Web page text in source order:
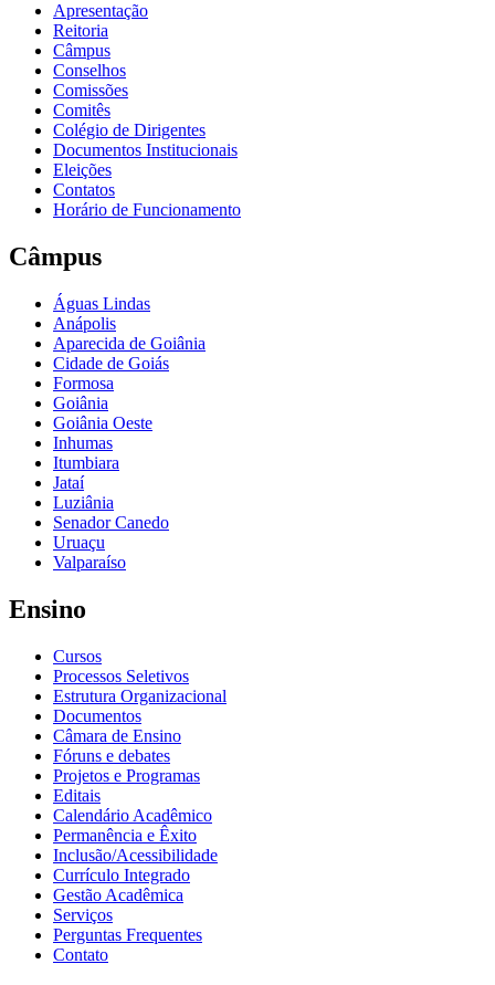
Apresentação
Reitoria
Câmpus
Conselhos
Comissões
Comitês
Colégio de Dirigentes
Documentos Institucionais
Eleições
Contatos
Horário de Funcionamento
Câmpus
Águas Lindas
Anápolis
Aparecida de Goiânia
Cidade de Goiás
Formosa
Goiânia
Goiânia Oeste
Inhumas
Itumbiara
Jataí
Luziânia
Senador Canedo
Uruaçu
Valparaíso
Ensino
Cursos
Processos Seletivos
Estrutura Organizacional
Documentos
Câmara de Ensino
Fóruns e debates
Projetos e Programas
Editais
Calendário Acadêmico
Permanência e Êxito
Inclusão/Acessibilidade
Currículo Integrado
Gestão Acadêmica
Serviços
Perguntas Frequentes
Contato